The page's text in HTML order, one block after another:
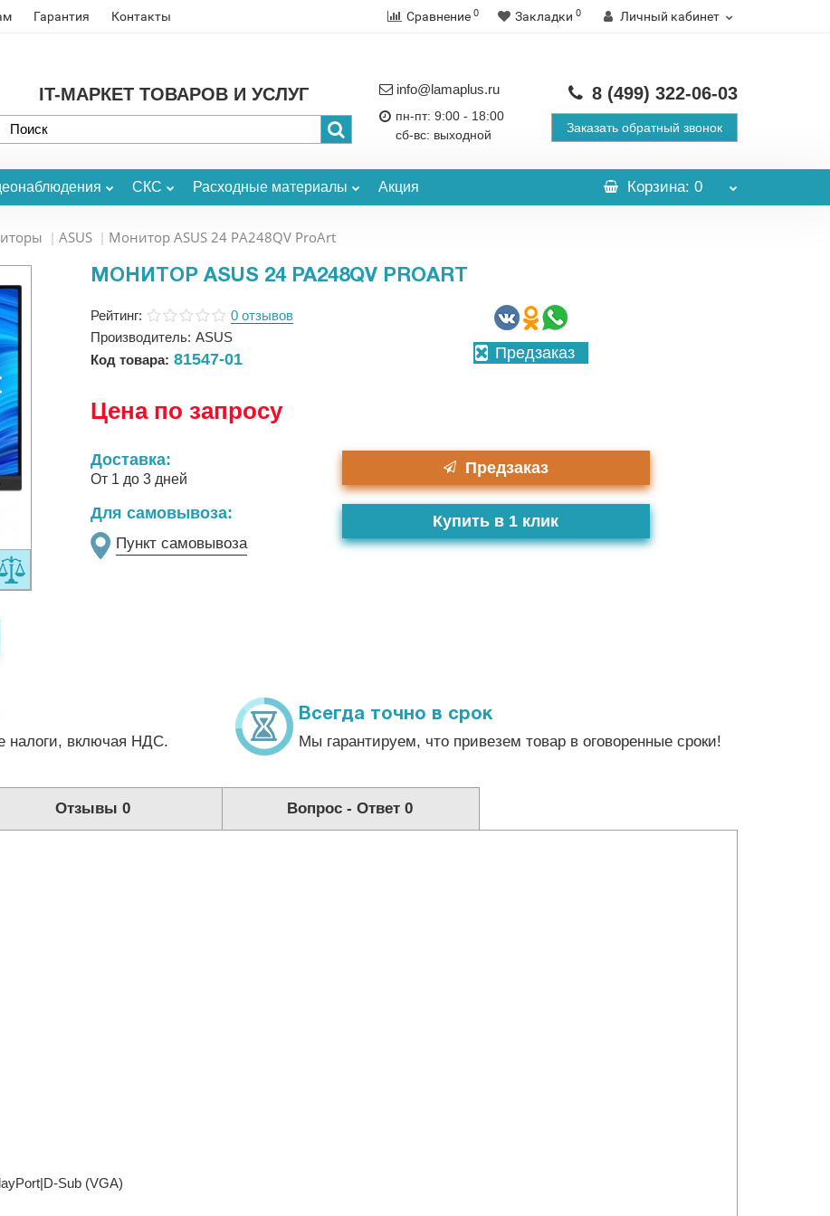
Гарантия Контакты Сравнение 0 Закладки 0 Личный кабинет
IT-МАРКЕТ ТОВАРОВ И УСЛУГ info@lamaplus.ru
пн-пт: 9:00 - 18:00
сб-вс: выходной
8 (499) 322-06-03
Заказать обратный звонок
СКС Расходные материалы Акция Корзина: 0
ASUS Монитор ASUS 24 PA248QV ProArt
МОНИТОР ASUS 24 PA248QV PROART
Рейтинг:
0 отзывов
Производитель: ASUS
Код товара: 81547-01 Предзаказ
Цена по запросу
Доставка:
От 1 до 3 дней
Предзаказ
Для самовывоза:
Пункт самовывоза
Купить в 1 клик
налоги, включая НДС.
Всегда точно в срок
Мы гарантируем, что привезем товар в оговоренные сроки!
Отзывы 0 Вопрос - Ответ0
Sub (VGA)